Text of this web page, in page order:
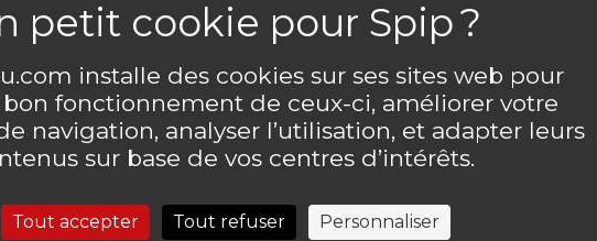
installe des cookies sur ses sites web pour
bon fonctionnement de ceux-ci, améliorer votre
navigation, analyser l’utilisation, et adapter leurs
sur base de vos centres d’intérêts.
Tout accepter Tout refuser Personnaliser